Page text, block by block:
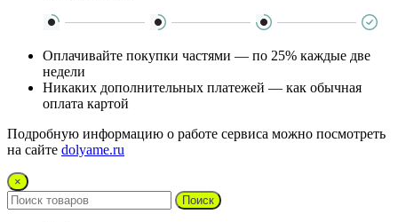
Оплачивайте покупки частями — по 25% каждые две
недели
Никаких дополнительных платежей — как обычная
оплата картой
Подробную информацию о работе сервиса можно посмотреть
на сайте dolyame.ru
×
Поиск